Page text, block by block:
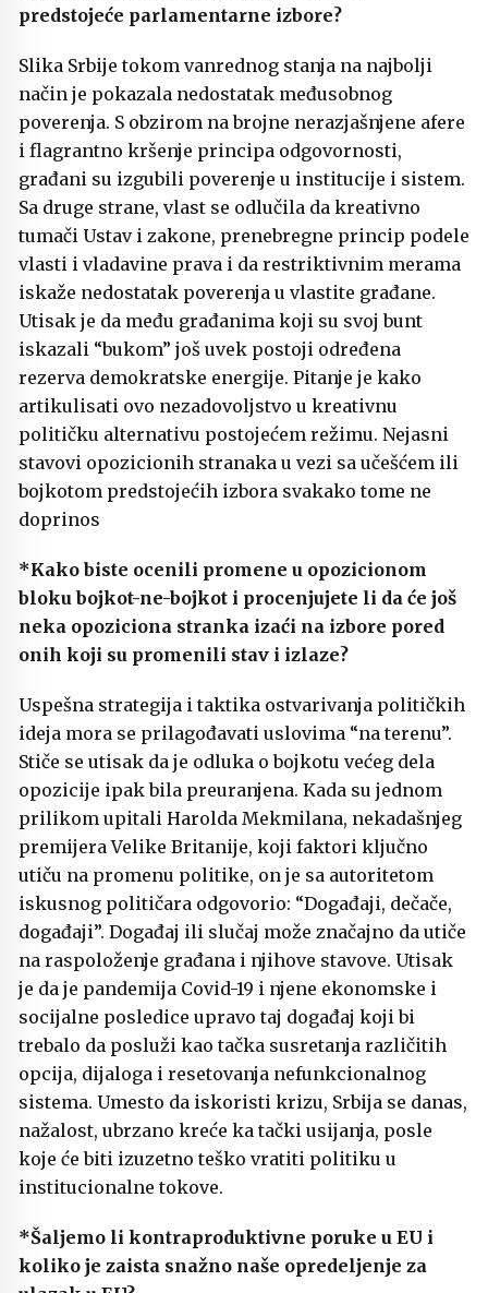
predstojeće parlamentarne izbore?
Slika Srbije tokom vanrednog stanja na najbolji
način je pokazala nedostatak međusobnog
poverenja. S obzirom na brojne nerazjašnjene afere
i flagrantno kršenje principa odgovornosti,
građani su izgubili poverenje u institucije i sistem.
Sa druge strane, vlast se odlučila da kreativno
tumači Ustav i zakone, prenebregne princip podele
vlasti i vladavine prava i da restriktivnim merama
iskaže nedostatak poverenja u vlastite građane.
Utisak je da među građanima koji su svoj bunt
iskazali “bukom” još uvek postoji određena
rezerva demokratske energije. Pitanje je kako
artikulisati ovo nezadovoljstvo u kreativnu
političku alternativu postojećem režimu. Nejasni
stavovi opozicionih stranaka u vezi sa učešćem ili
bojkotom predstojećih izbora svakako tome ne
doprinos
*Kako biste ocenili promene u opozicionom
bloku bojkot-ne-bojkot i procenjujete li da će još
neka opoziciona stranka izaći na izbore pored
onih koji su promenili stav i izlaze?
Uspešna strategija i taktika ostvarivanja političkih
ideja mora se prilagođavati uslovima “na terenu”.
Stiče se utisak da je odluka o bojkotu većeg dela
opozicije ipak bila preuranjena. Kada su jednom
prilikom upitali Harolda Mekmilana, nekadašnjeg
premijera Velike Britanije, koji faktori ključno
utiču na promenu politike, on je sa autoritetom
iskusnog političara odgovorio: “Događaji, dečače,
događaji”. Događaj ili slučaj može značajno da utiče
na raspoloženje građana i njihove stavove. Utisak
je da je pandemija Covid-19 i njene ekonomske i
socijalne posledice upravo taj događaj koji bi
trebalo da posluži kao tačka susretanja različitih
opcija, dijaloga i resetovanja nefunkcionalnog
sistema. Umesto da iskoristi krizu, Srbija se danas,
nažalost, ubrzano kreće ka tački usijanja, posle
koje će biti izuzetno teško vratiti politiku u
institucionalne tokove.
*Šaljemo li kontraproduktivne poruke u EU i
koliko je zaista snažno naše opredeljenje za